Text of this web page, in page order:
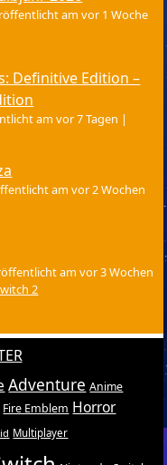
am vor 1 Woche
Definitive Edition –
am vor 7 Tagen |
am vor 2 Wochen
am vor 3 Wochen
2
Adventure Anime
Fire Emblem Horror
Multiplayer